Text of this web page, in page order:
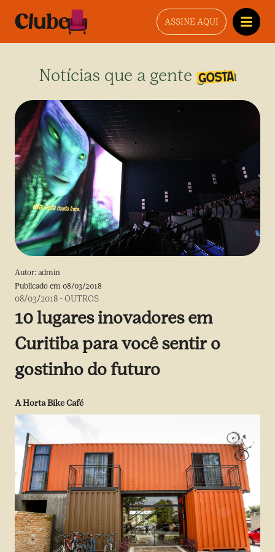
ASSINE AQUI
Notícias que a gente gosta
Autor: admin
Publicado em 08/03/2018
08/03/2018 -OUTROS
10 lugares inovadores em
Curitiba para você sentir o
gostinho do futuro
A Horta Bike Café